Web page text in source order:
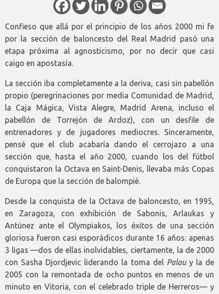
Confieso que allá por el principio de los años 2000 mi fe
por la sección de baloncesto del Real Madrid pasó una
etapa próxima al agnosticismo, por no decir que casi
caigo en apostasía.
La sección iba completamente a la deriva, casi sin pabellón
propio (peregrinaciones por media Comunidad de Madrid,
la Caja Mágica, Vista Alegre, Madrid Arena, incluso el
pabellón de Torrejón de Ardoz), con un desfile de
entrenadores y de jugadores mediocres. Sinceramente,
pensé que el club acabaría dando el cerrojazo a una
sección que, hasta el año 2000, cuando los del fútbol
conquistaron la Octava en Saint-Denis, llevaba más Copas
de Europa que la sección de balompié.
Desde la conquista de la Octava de baloncesto, en 1995,
en Zaragoza, con exhibición de Sabonis, Arlaukas y
Antúnez ante el Olympiakos, los éxitos de una sección
gloriosa fueron casi esporádicos durante 16 años: apenas
3 ligas —dos de ellas inolvidables, ciertamente, la de 2000
con Sasha Djordjevic liderando la toma del Palauy la de
2005 con la remontada de ocho puntos en menos de un
minuto en Vitoria, con el celebrado triple de Herreros— y